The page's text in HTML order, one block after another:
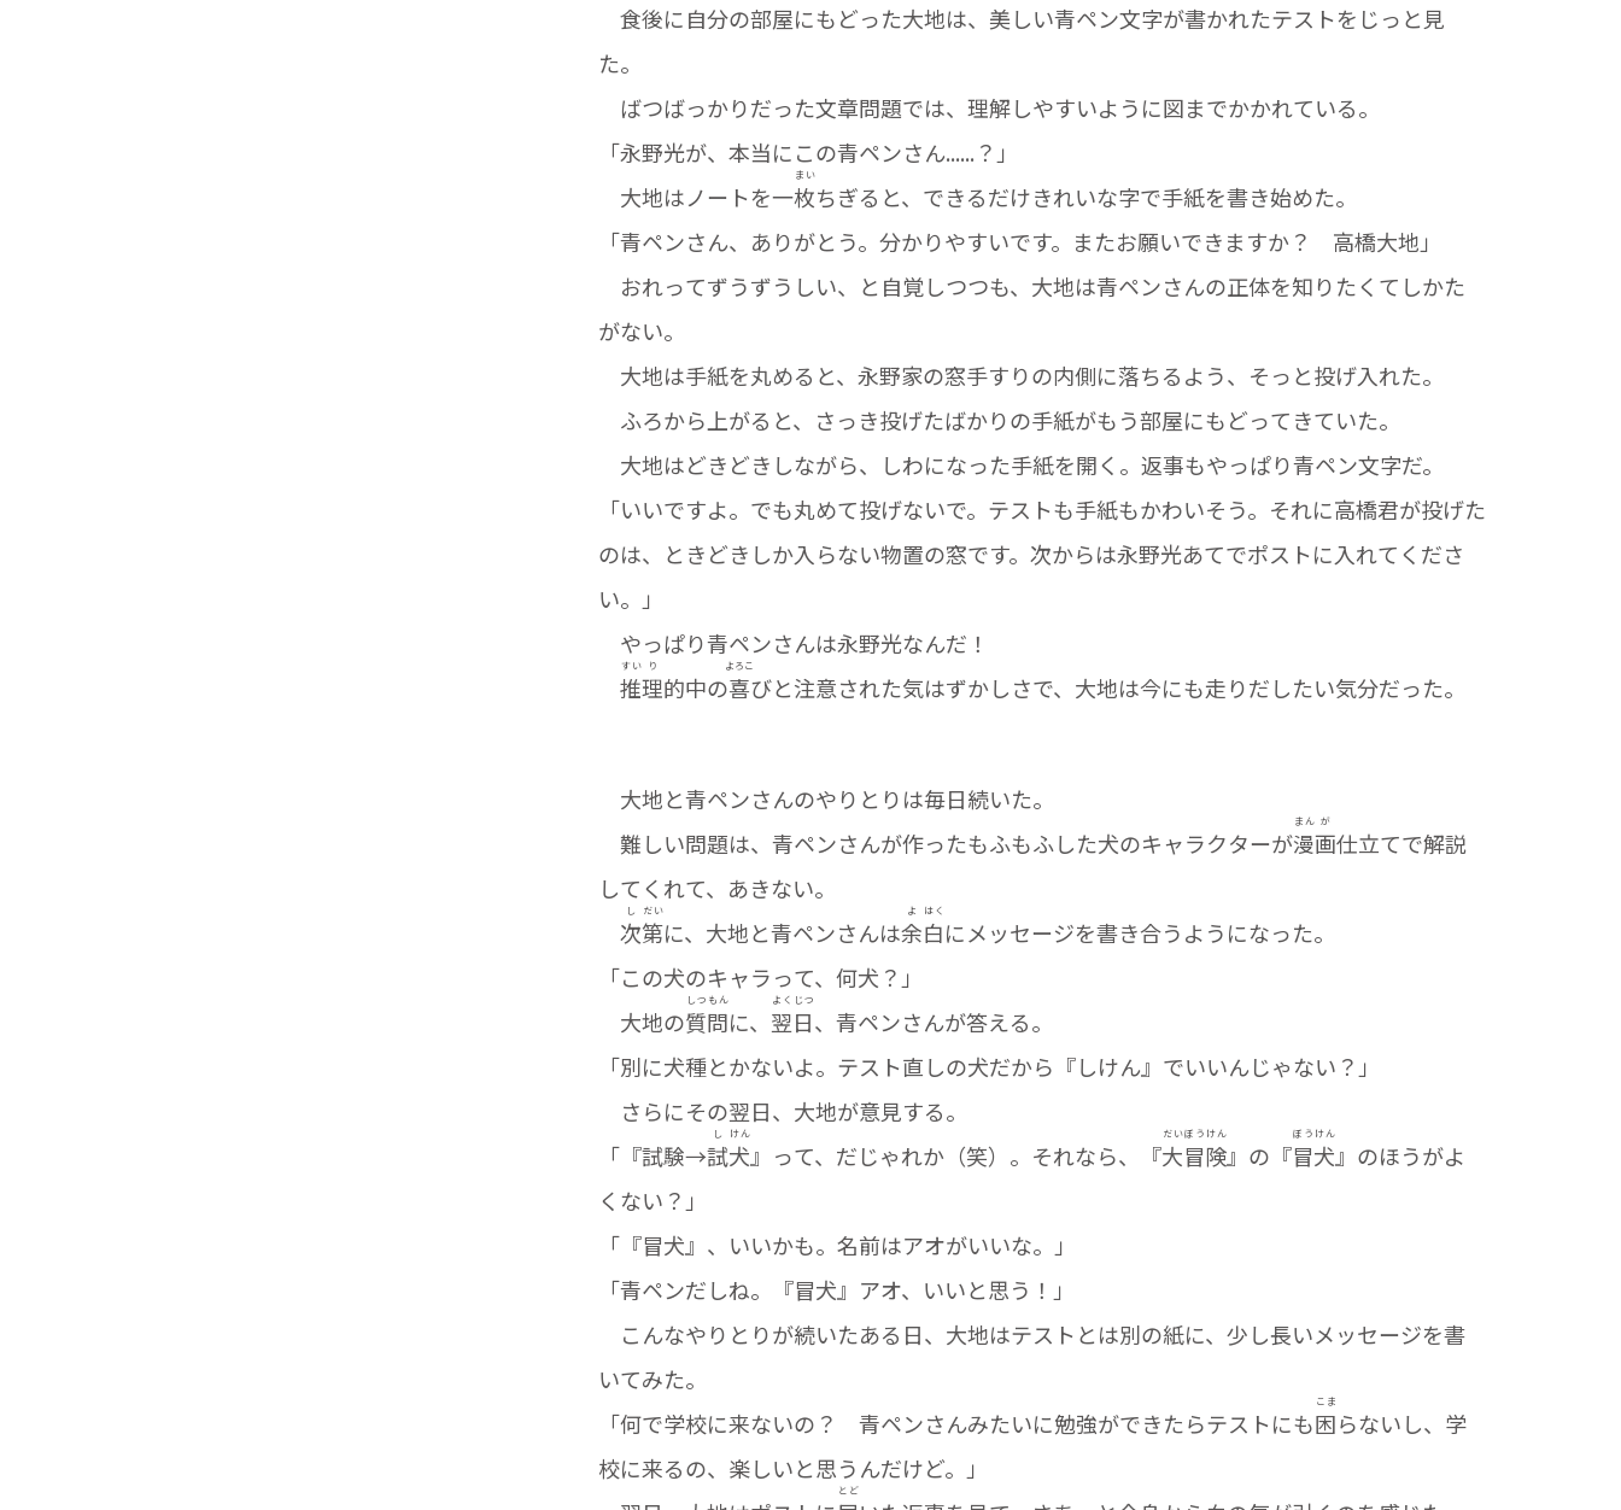
食後に自分の部屋にもどった大地は、美しい青ペン文字が書かれたテストをじっと見
た。
ばつばっかりだった文章問題では、理解しやすいように図までかかれている。
「永野光が、本当にこの青ペンさん......？」
大地はノートを一枚
まい
ちぎると、できるだけきれいな字で手紙を書き始めた。
「青ペンさん、ありがとう。分かりやすいです。またお願いできますか？ 高橋大地」
おれってずうずうしい、と自覚しつつも、大地は青ペンさんの正体を知りたくてしかた
がない。
大地は手紙を丸めると、永野家の窓手すりの内側に落ちるよう、そっと投げ入れた。
ふろから上がると、さっき投げたばかりの手紙がもう部屋にもどってきていた。
大地はどきどきしながら、しわになった手紙を開く。返事もやっぱり青ペン文字だ。
「いいですよ。でも丸めて投げないで。テストも手紙もかわいそう。それに高橋君が投げた
のは、ときどきしか入らない物置の窓です。次からは永野光あてでポストに入れてくださ
い。」
やっぱり青ペンさんは永野光なんだ！
推
すい
理
り
的中の喜
よろこ
びと注意された気はずかしさで、大地は今にも走りだしたい気分だった。
大地と青ペンさんのやりとりは毎日続いた。
難しい問題は、青ペンさんが作ったもふもふした犬のキャラクターが漫
まん
画
が
仕立てで解説
してくれて、あきない。
次
し
第
だい
に、大地と青ペンさんは余
よ
白
はく
にメッセージを書き合うようになった。
「この犬のキャラって、何犬？」
大地の質
しつ
問
もん
に、 翌
よく
日
じつ
、青ペンさんが答える。
「別に犬種とかないよ。テスト直しの犬だから『しけん』でいいんじゃない？」
さらにその翌日、大地が意見する。
「『試験→試
し
犬
けん
』って、だじゃれか（笑）。それなら、『大
だい
冒
ぼう
険
けん
』の『冒
ぼう
犬
けん
』のほうがよ
くない？」
「『冒犬』、いいかも。名前はアオがいいな。」
「青ペンだしね。『冒犬』アオ、いいと思う！」
こんなやりとりが続いたある日、大地はテストとは別の紙に、少し長いメッセージを書
いてみた。
「何で学校に来ないの？ 青ペンさんみたいに勉強ができたらテストにも困
こま
らないし、学
校に来るの、楽しいと思うんだけど。」
とど